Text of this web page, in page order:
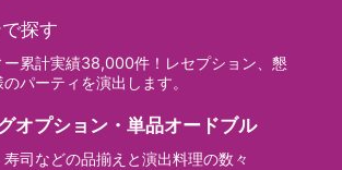
探す
ー累計実績38,000件！レセプション、懇
パーティを演出します。
プション・単品オードブル
司などの品揃えと演出料理の数々